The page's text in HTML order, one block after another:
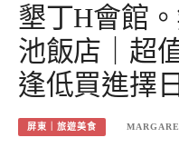
墾丁H會館
池飯店｜超
逢低買進擇
屏東｜旅遊美食